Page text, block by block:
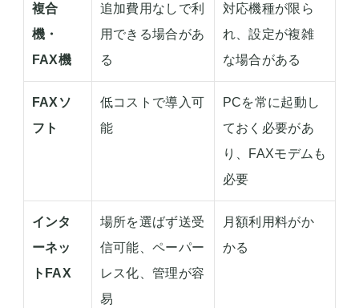
複合
機・
FAX機
追加費用なしで利
用できる場合があ
る
対応機種が限ら
れ、設定が複雑
な場合がある
FAXソ
フト
低コストで導入可
能
PCを常に起動し
ておく必要があ
り、FAXモデムも
必要
インタ
ーネッ
トFAX
場所を選ばず送受
信可能、ペーパー
レス化、管理が容
易
月額利用料がか
かる